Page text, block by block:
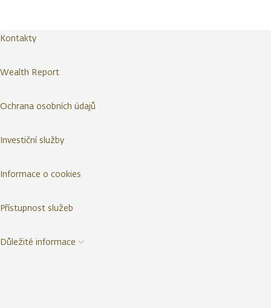
Kontakty
Wealth Report
Ochrana osobních údajů
Investiční služby
Informace o cookies
Přístupnost služeb
Důležité informace